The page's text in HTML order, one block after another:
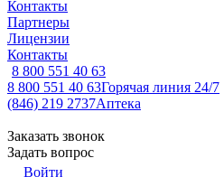
Контакты
Партнеры
Лицензии
Контакты
8 800 551 40 63
8 800 551 40 63Горячая линия 24/7
(846) 219 2737Аптека
Заказать звонок
Задать вопрос
Войти